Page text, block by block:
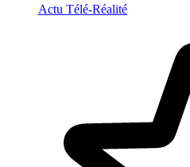
Actu Télé-Réalité